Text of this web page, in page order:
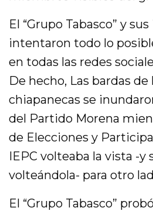
El “Grupo Tabasco” y
intentaron todo lo
en todas las redes
De hecho, Las bardas de
chiapanecas se
del Partido Morena
de Elecciones y
IEPC volteaba la vista -y
volteándola- para otro
El “Grupo Tabasco”